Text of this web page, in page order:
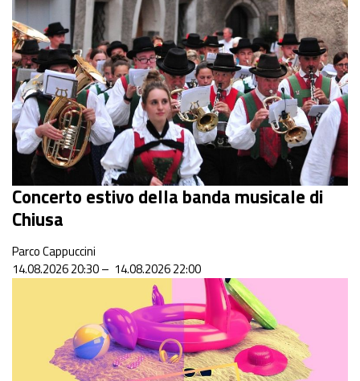
Concerto estivo della banda musicale di
Chiusa
Parco Cappuccini
14.08.2026 20:30 – 14.08.2026 22:00